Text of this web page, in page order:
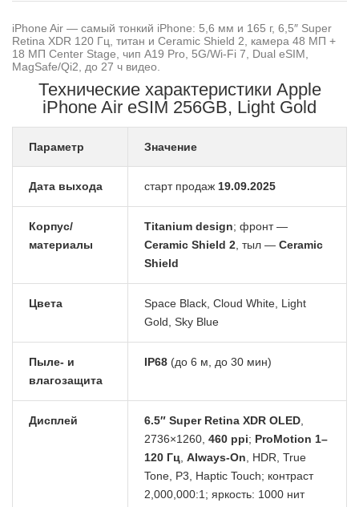
iPhone Air — самый тонкий iPhone: 5,6 мм и 165 г, 6,5″ Super
Retina XDR 120 Гц, титан и Ceramic Shield 2, камера 48 МП +
18 МП Center Stage, чип A19 Pro, 5G/Wi-Fi 7, Dual eSIM,
MagSafe/Qi2, до 27 ч видео.
Технические характеристики Apple
iPhone Air eSIM 256GB, Light Gold
Параметр Значение
Дата выхода старт продаж 19.09.2025
Корпус/
материалы
Titanium design; фронт —
Ceramic Shield 2 , тыл — Ceramic
Shield
Цвета
Space Black, Cloud White, Light
Gold, Sky Blue
Пыле- и
влагозащита
IP68 (до 6 м, до 30 мин)
Дисплей 6.5″ Super Retina XDR OLED
2736×1260, 460 ppi; ProMotion 1–
120 Гц Always-On , HDR, True
Tone, P3, Haptic Touch; контраст
2,000,000:1; яркость: 1000 нит